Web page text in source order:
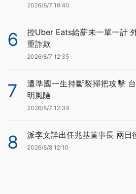
2026/8/7 19:40
6
控Uber Eats給薪未一單一計
重詐欺
2026/8/7 12:35
7
遭準國一生持斷裂掃把攻擊
明風險
2026/8/7 12:34
8 派李文詳出任兆基董事長 兩日
2026/8/8 12:10